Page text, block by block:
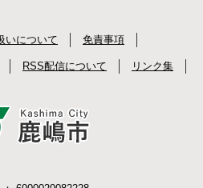
いについて 免責事項
RSS配信について リンク集